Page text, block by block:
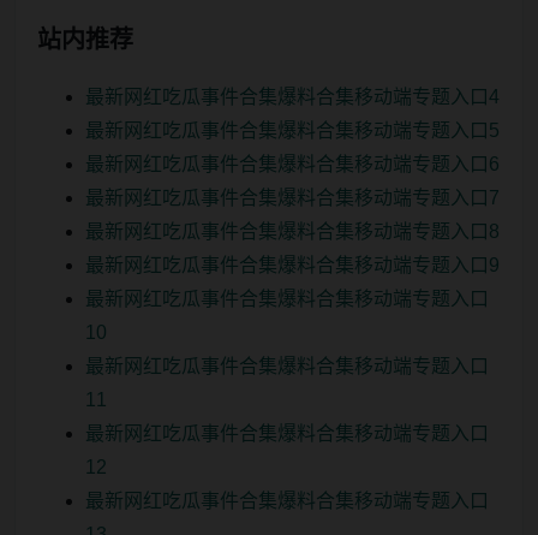
站内推荐
最新网红吃瓜事件合集爆料合集移动端专题入口4
最新网红吃瓜事件合集爆料合集移动端专题入口5
最新网红吃瓜事件合集爆料合集移动端专题入口6
最新网红吃瓜事件合集爆料合集移动端专题入口7
最新网红吃瓜事件合集爆料合集移动端专题入口8
最新网红吃瓜事件合集爆料合集移动端专题入口9
最新网红吃瓜事件合集爆料合集移动端专题入口
10
最新网红吃瓜事件合集爆料合集移动端专题入口
11
最新网红吃瓜事件合集爆料合集移动端专题入口
12
最新网红吃瓜事件合集爆料合集移动端专题入口